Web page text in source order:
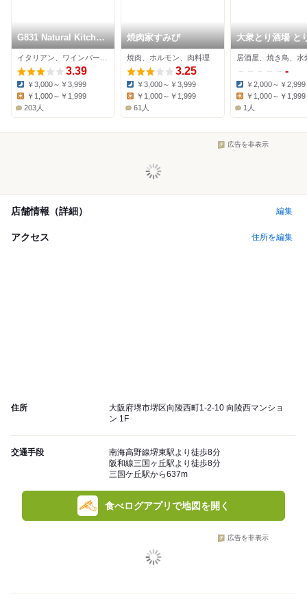
G831 Natural Kitchen
& Cafe
3.39
Dinner:
￥3,000～￥3,999
￥1,000～￥1,999
203人
焼肉家すみび
焼肉、ホルモン、肉料理
3.25
Dinner:
￥3,000～￥3,999
Lunch:
￥1,000～￥1,999
61人
大衆とり酒場 と
ちず 堺東店
居酒屋、焼き鳥、水
-
Dinner:
￥2,000～￥2,999
Lunch:
￥1,000～￥1,999
1人
広告を非表示
店舗情報（詳細） 編集
アクセス 住所を編集
住所
大阪府堺市堺区向陵西町1-2-10 向陵西マンショ
ン 1F
交通手段
南海高野線堺東駅より徒歩8分
阪和線三国ヶ丘駅より徒歩8分
三国ケ丘駅から637m
食べログアプリで地図を開く
広告を非表示